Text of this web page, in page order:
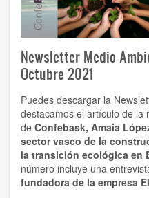
Newsletter Medio
Octubre 2021
Puedes descargar la
destacamos el artículo de la
de Confebask, Amaia
sector vasco de la
la transición ecológica en
número incluye una
fundadora de la empresa